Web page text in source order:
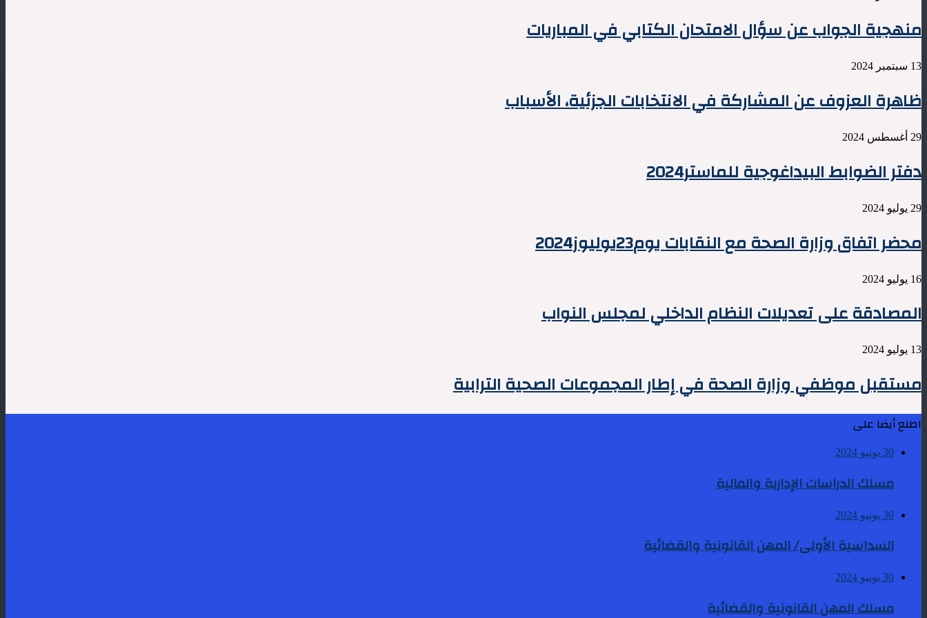
منهجية الجواب عن سؤال الامتحان الكتابي في المباريات
13 سبتمبر 2024
ظاهرة العزوف عن المشاركة في الانتخابات الجزئية، الأسباب
29 أغسطس 2024
دفتر الضوابط البيداغوجية للماستر2024
29 يوليو 2024
محضر اتفاق وزارة الصحة مع النقابات يوم23يوليوز2024
16 يوليو 2024
المصادقة على تعديلات النظام الداخلي لمجلس النواب
13 يوليو 2024
مستقبل موظفي وزارة الصحة في إطار المجموعات الصحية الترابية
اطلع أيضا على
30 يونيو 2024
مسلك الدراسات الإدارية والمالية
30 يونيو 2024
السداسية الأولى/ المهن القانونية والقضائية
30 يونيو 2024
مسلك المهن القانونية والقضائية